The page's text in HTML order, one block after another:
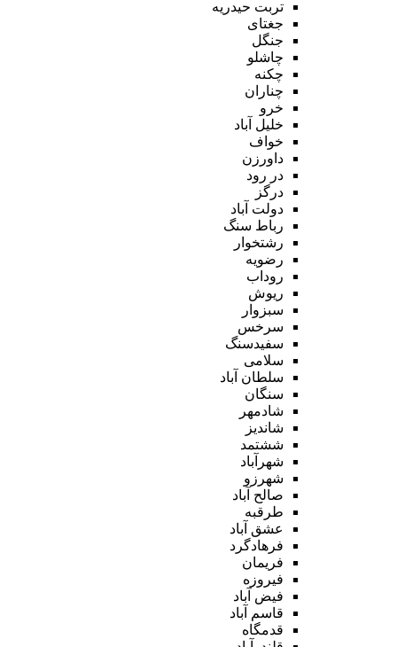
تربت حیدریه
جغتای
جنگل
چاشلو
چکنه
چناران
خرو
خلیل آباد
خواف
داورزن
در رود
درگز
دولت آباد
رباط سنگ
رشتخوار
رضویه
روداب
ریوش
سبزوار
سرخس
سفیدسنگ
سلامی
سلطان آباد
سنگان
شادمهر
شاندیز
ششتمد
شهرآباد
شهرزو
صالح آباد
طرقبه
عشق آباد
فرهادگرد
فریمان
فیروزه
فیض آباد
قاسم آباد
قدمگاه